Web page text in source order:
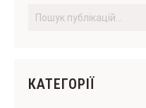
КАТЕГОРІЇ